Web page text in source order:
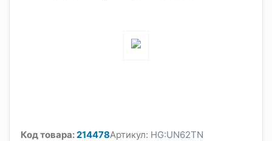
Код товара:214478Артикул: HG:UN62TN